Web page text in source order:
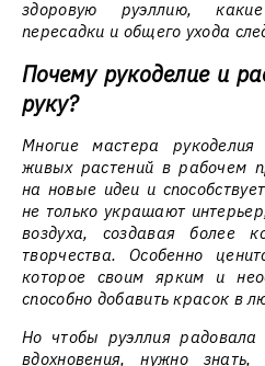
здоровую руэллию,
пересадки и общего ухода
Почему рукоделие и
руку?
Многие мастера
живых растений в рабочем
на новые идеи и
не только украшают
воздуха, создавая более
творчества. Особенно
которое своим ярким и
способно добавить красок в
Но чтобы руэллия
вдохновения, нужно